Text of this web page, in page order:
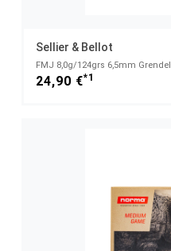
Sellier & Bellot
FMJ 8,0g/124grs 6,5mm Grendel
24,90 €*1